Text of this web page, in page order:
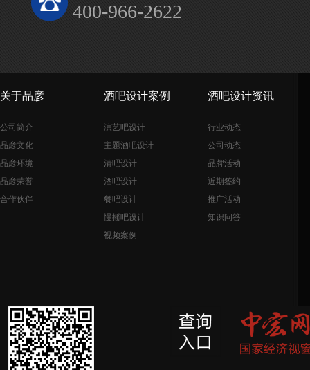
400-966-2622
关于品彦
公司简介
品彦文化
品彦环境
品彦荣誉
合作伙伴
酒吧设计案例
演艺吧设计
主题酒吧设计
清吧设计
酒吧设计
餐吧设计
慢摇吧设计
视频案例
酒吧设计资讯
行业动态
公司动态
品牌活动
近期签约
推广活动
知识问答